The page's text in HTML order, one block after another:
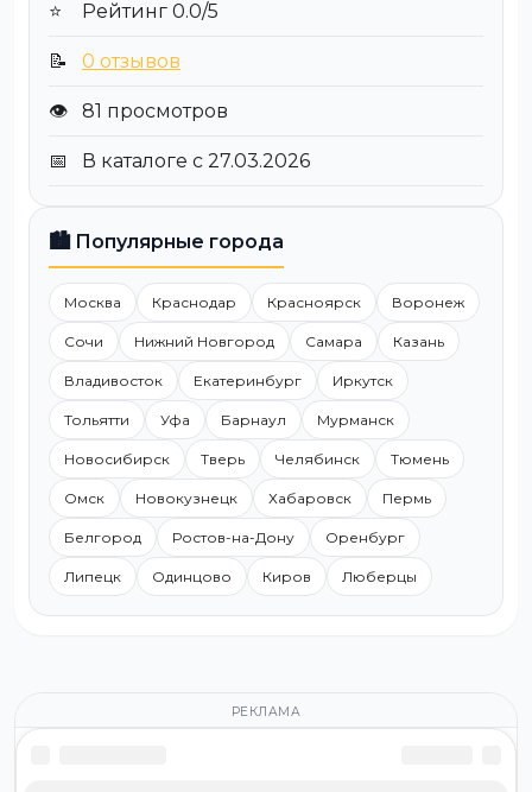
⭐ Рейтинг 0.0/5
📝 0 отзывов
👁️ 81 просмотров
📅 В каталоге с 27.03.2026
🏙️ Популярные города
Москва Краснодар Красноярск Воронеж
Сочи Нижний Новгород Самара Казань
Владивосток Екатеринбург Иркутск
Тольятти Уфа Барнаул Мурманск
Новосибирск Тверь Челябинск Тюмень
Омск Новокузнецк Хабаровск Пермь
Белгород Ростов-на-Дону Оренбург
Липецк Одинцово Киров Люберцы
РЕКЛАМА